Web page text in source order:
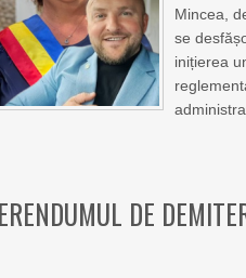
Mincea,
se
inițierea
DE